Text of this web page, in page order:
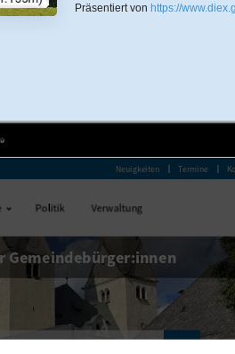
Präsentiert von https://